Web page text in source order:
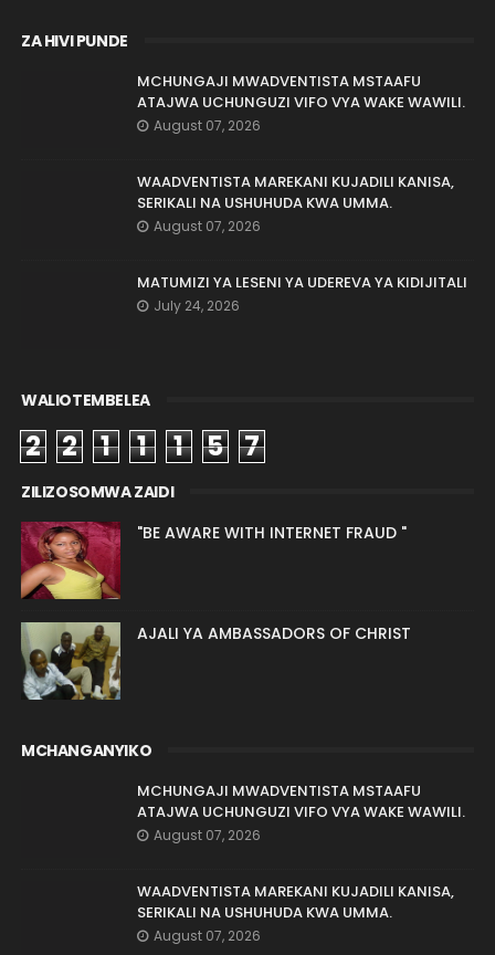
ZA HIVI PUNDE
MCHUNGAJI MWADVENTISTA MSTAAFU
ATAJWA UCHUNGUZI VIFO VYA WAKE WAWILI.
August 07, 2026
WAADVENTISTA MAREKANI KUJADILI KANISA,
SERIKALI NA USHUHUDA KWA UMMA.
August 07, 2026
MATUMIZI YA LESENI YA UDEREVA YA KIDIJITALI
July 24, 2026
WALIOTEMBELEA
2 2 1 1 1 5 7
ZILIZOSOMWA ZAIDI
"BE AWARE WITH INTERNET FRAUD "
AJALI YA AMBASSADORS OF CHRIST
MCHANGANYIKO
MCHUNGAJI MWADVENTISTA MSTAAFU
ATAJWA UCHUNGUZI VIFO VYA WAKE WAWILI.
August 07, 2026
WAADVENTISTA MAREKANI KUJADILI KANISA,
SERIKALI NA USHUHUDA KWA UMMA.
August 07, 2026